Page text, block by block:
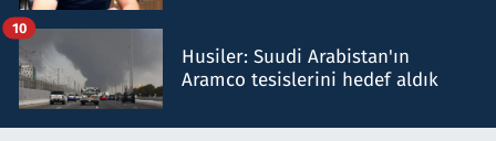
Husiler: Suudi Arabistan'ın
Aramco tesislerini hedef aldık
10